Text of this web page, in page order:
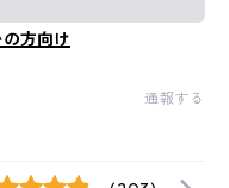
方向け
通報する